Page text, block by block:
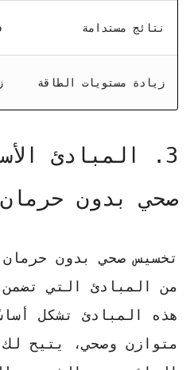
نتائج مستدامة
زيادة مستويات الطاقة
3. المبادئ
صحي بدون حرمان
تخسيس صحي بدون حرمان
من المبادئ التي
هذه المبادئ تشكل
متوازن وصحي، يتيح